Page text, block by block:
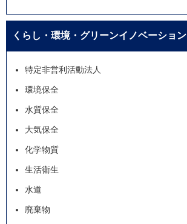
くらし・環境・グリーンイノベーション
特定非営利活動法人
環境保全
水質保全
大気保全
化学物質
生活衛生
水道
廃棄物